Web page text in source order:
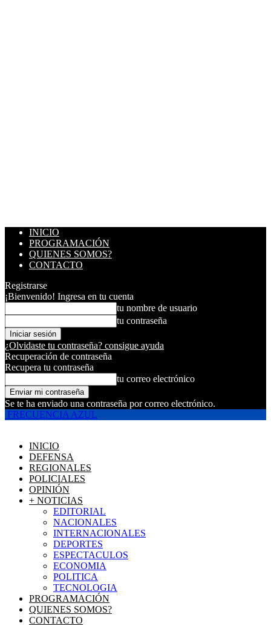
INICIO
PROGRAMACIÓN
QUIENES SOMOS?
CONTACTO
Registrarse
¡Bienvenido! Ingresa en tu cuenta
tu nombre de usuario
tu contraseña
¿Olvidaste tu contraseña? consigue ayuda
Recuperación de contraseña
Recupera tu contraseña
tu correo electrónico
Se te ha enviado una contraseña por correo electrónico.
FRECUENCIA AZUL
INICIO
DEFENSA
REGIONALES
POLICIALES
OPINIÓN
+ NOTICIAS
EDITORIAL
NACIONALES
INTERNACIONALES
DEPORTES
ESPECTACULOS
ECONOMIA
POLITICA
TECNOLOGIA
PROGRAMACIÓN
QUIENES SOMOS?
CONTACTO